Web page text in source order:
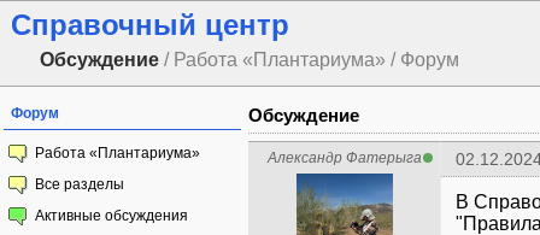
Справочный центр
Обсуждение / Работа «Плантариума» / Форум
Форум
Работа «Плантариума»
Все разделы
Активные обсуждения
Обсуждение
Александр Фатерыга
В